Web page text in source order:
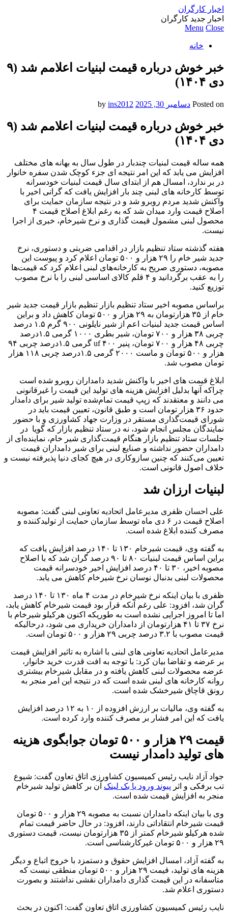
اخبار کارگران
اخبار جدید کارگران
Menu Close
خانه
خبر خوش درباره قیمت لبنیات اعلامم شد (۹
دی ۱۴۰۴)
Posted on دسامبر 30, 2025 ins2012
خبر خوش درباره قیمت لبنیات اعلامم شد (۹
دی ۱۴۰۴)
همه ساله قیمت لبنیات چندبار در طول سال به بهانه های مختلف
افزایش می یابد که این امر‌ نتیجه ای جزء کوچک شدن سفره خانوار
در بر ندارد، امسال هم از ابتدای سال قیمت لبنیات خودسرانه
توسط کارخانه های لبنی چند بار افزایش یافت که گرانی اخیر با
واکنش شدید مردم روبرو شد و در نتیجه سازمان حمایت برای
اصلاح قیمت وارد میدان شد که به رغم ابلاغ اصلاح قیمت ۴
محصول لبنی مشمول قیمت گذاری و نرخ شیرخام، خبری از اجرا
نیست.
هفته گذشته ستاد تنظیم بازار در اقدامی ضربتی و دستوری، نرخ
جدید شیر خام را ۲۹ هزار و ۵۰۰ تومان اعلام کرد و پیوست این
مصوبه، دستوری صریح به کارخانه‌های لبنی اعلام کرد که قیمت‌ها
را به عقب برگردانید و ۴ قلم کالای اساسی لبنی را با نرخ مصوب
توزیع کنید.
براساس مصوبه اخیر ستاد تنظیم بازار تنظیم بازار قیمت جدید شیر
خام از ۳۵ هزارتومان به ۲۹ هزار و ۵۰۰ تومان کاهش داد و براین
اساس قیمت جدید لبنیات اعم از شیر نایلونی ۹۰۰ گرم ۱.۵ درصد
چربی ۳۸ هزار و ۷۰۰ تومان، شیر بطری ۱۰۰۰ گرمی ۱.۵درصد
چربی ۴۸ هزار و ۷۰۰ تومان، پنیر uf ۴۰۰ گرمی ۱.۵درصد چربی ۹۴
هزار و ۵۰۰ تومان و ماست ۲۰۰۰ گرمی ۱.۵درصد چربی ۱۱۸ هزار
تومان مصوب شد.
ابلاغ قیمت های اخیر با واکنش شدید دامداران روبرو شده است
چراکه آنها بدلیل افزایش هزینه های تولید این قیمت را غیرقانونی
می دانند و معتقدند که زپپ قیمت تمام‌شده تولید شیر برای دامدار
حدود ۳۶ هزار تومان است و طبق قانون، تعیین قیمت باید در
شورای قیمت‌گذاری مستقر در وزارت جهاد کشاورزی و با حضور
نمایندگان مجلس انجام شود، نه در ستاد تنظیم بازار که گویا در
جلسات ستاد تنظیم بازار هنگام قیمت‌گذاری شیر خام، نماینده‌ای از
دامداران حضور نداشته و صنایع لبنی برای شیر دامداران قیمت
تعیین می‌کنند که چنین سازوکاری در هیچ کجای دنیا پذیرفته نیست و
خلاف اصول قانونی است.
لبنیات ارزان شد
علی احسان ظفری مدیرعامل اتحادیه تعاونی لبنی گفت: مصوبه
اصلاح قیمت در ۶ دی ماه توسط سازمان حمایت از تولیدکننده و
مصرف کننده ابلاغ شده است.
به گفته وی، قیمت شیرخام ۱۳۰ تا ۱۴۰ درصد افزایش یافت که
براین اساس قیمت لبنیات ۸۰ تا ۹۰ درصد گران شد که با اصلاح
مصوبه اخیر، ۳۰ تا ۴۰ درصد افزایش اخیر خودسرانه قیمت
محصولات لبنی بدنبال نوسان نرخ شیرخام کاهش می یابد.
ظفری با بیان اینکه نرخ شیرخام در مدت ۴ ماه ۱۳۰ تا ۱۴۰ درصد
گران شد، افزود: علی رغم آنکه قرار بود قیمت شیرخام کاهش یابد،
اما تا امروز اجرایی نشده است به طوریکه اکنون هرکیلو شیرخام با
نرخ ۳۷ تا ۴۱ هزارتومان از دامداران خریداری می شود، درحالیکه
قیمت مصوب با ۳.۲ درصد چربی ۲۹ هزار و ۵۰۰ تومان است.
مدیرعامل اتحادیه تعاونی های لبنی با اشاره به تاثیر افزایش قیمت
بر عرضه و تقاضا بیان کرد: با توجه به افت قدرت خرید خانوار،
عرضه محصولات لبنی کاهش یافته و در مقابل شیرخام بیشتری
روانه کارخانه های لبنی شده است که در نتیجه این امر منجر به
رونق قاچاق شیرخشک شده است.
به گفته وی، مالیات بر ارزش افزوده از ۱۰ به ۱۲ درصد افزایش
یافت که این امر فشار بر مصرف کننده وارد کرده است.
قیمت ۲۹ هزار و ۵۰۰ تومان جوابگوی هزینه
های تولید دامدار نیست
جواد آزاد نایب رئیس کمیسیون کشاورزی اتاق تعاون گفت: شیوع
تب برفکی و اثر پیوند ورود یا بک لینک آن بر کاهش تولید شیرخام
منجر به افزایش قیمت شده است.
وی با بیان اینکه دامداران نسبت به مصوبه ۲۹ هزار و ۵۰۰ تومان
قیمت شیرخام انتقاداتی دارند، افزود: در حال حاضر قیمت تمام
شده هرکیلو شیرخام کمتر از ۳۵ هزارتومان نیست، قیمت دستوری
۲۹ هزار و ۵۰۰ تومان غیرکارشناسی است.
به گفته آزاد، امسال افزایش حقوق و دستمزد با خروج اتباع و دیگر
هزینه های تولید، قیمت ۲۹ هزار و ۵۰۰ تومان منطقی نیست که
متاسفانه در این قیمت گذاری دامداران نقشی نداشتند و بصورت
دستوری اعلام شد.
نایب رئیس کمیسیون کشاورزی اتاق تعاون گفت: اکنون در بحث